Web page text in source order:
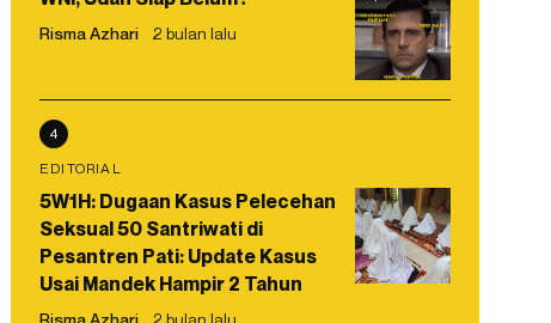
Risma Azhari 2 bulan lalu
4
EDITORIAL
5W1H: Dugaan Kasus Pelecehan
Seksual 50 Santriwati di
Pesantren Pati: Update Kasus
Usai Mandek Hampir 2 Tahun